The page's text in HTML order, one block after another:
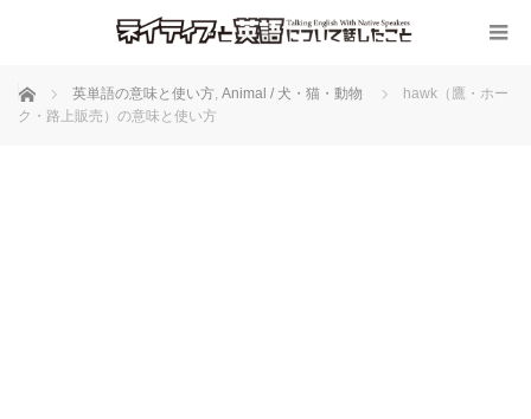
ホーム 英単語の意味と使い方, Animal / 犬・猫・動物
hawk（鷹・ホー
ク・路上販売）の意味と使い方